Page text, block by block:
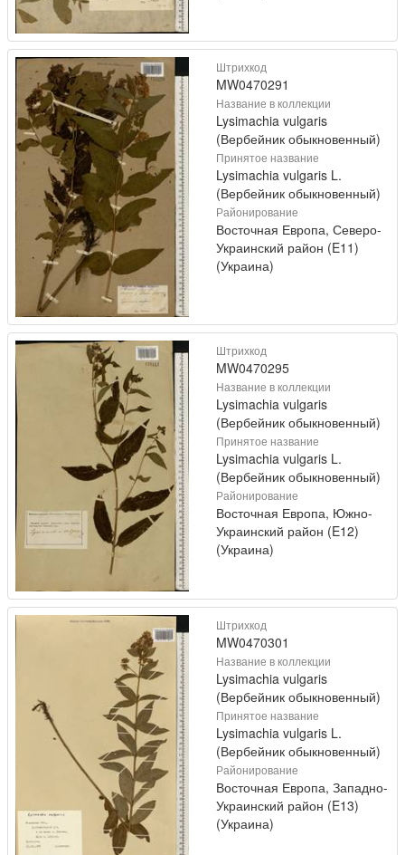
Штрихкод
MW0470291
Название в коллекции
Lysimachia vulgaris
(Вербейник обыкновенный)
Принятое название
Lysimachia vulgaris L.
(Вербейник обыкновенный)
Районирование
Восточная Европа, Северо-
Украинский район (E11)
(Украина)
Штрихкод
MW0470295
Название в коллекции
Lysimachia vulgaris
(Вербейник обыкновенный)
Принятое название
Lysimachia vulgaris L.
(Вербейник обыкновенный)
Районирование
Восточная Европа, Южно-
Украинский район (E12)
(Украина)
Штрихкод
MW0470301
Название в коллекции
Lysimachia vulgaris
(Вербейник обыкновенный)
Принятое название
Lysimachia vulgaris L.
(Вербейник обыкновенный)
Районирование
Восточная Европа, Западно-
Украинский район (E13)
(Украина)